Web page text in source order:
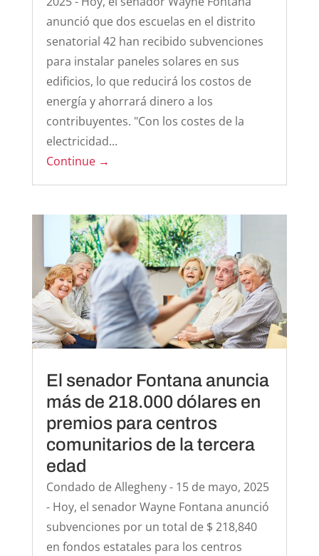
anunció que dos escuelas en el distrito
senatorial 42 han recibido subvenciones
para instalar paneles solares en sus
edificios, lo que reducirá los costos de
energía y ahorrará dinero a los
contribuyentes. "Con los costes de la
electricidad...
Continue →
El senador Fontana anuncia
más de 218.000 dólares en
premios para centros
comunitarios de la tercera
edad
Condado de Allegheny - 15 de mayo, 2025
- Hoy, el senador Wayne Fontana anunció
subvenciones por un total de $ 218,840
en fondos estatales para los centros